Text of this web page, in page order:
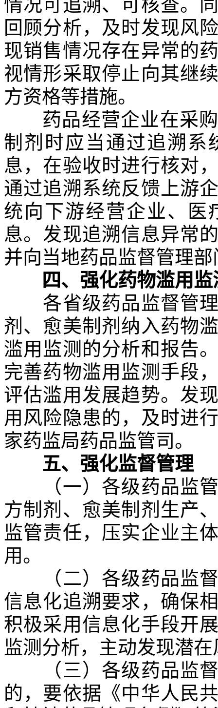
情况可追溯、可核查。
回顾分析，及时发现风
现销售情况存在异常的
视情形采取停止向其继
方资格等措施。
药品经营企业在采购
制剂时应当通过追溯系
息，在验收时进行核对
通过追溯系统反馈上游
统向下游经营企业、医
息。发现追溯信息异常
并向当地药品监督管理
四、强化药物滥用监
各省级药品监督管理
剂、愈美制剂纳入药物
滥用监测的分析和报告
完善药物滥用监测手段
评估滥用发展趋势。发
用风险隐患的，及时进
家药监局药品监管司。
五、强化监督管理
（一）各级药品监管
方制剂、愈美制剂生产
监管责任，压实企业主
用。
（二）各级药品监督
信息化追溯要求，确保
积极采用信息化手段开
监测分析，主动发现潜
（三）各级药品监督
的，要依据《中华人民